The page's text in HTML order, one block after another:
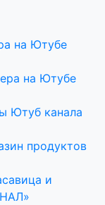
на Ютубе
на Ютубе
Ютуб канала
продуктов
и